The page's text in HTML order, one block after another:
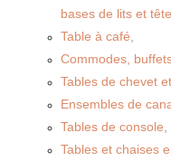
bases de lits et
Table à café
Commodes,
Tables de chevet
Ensembles de
Tables de console
Tables et chaises